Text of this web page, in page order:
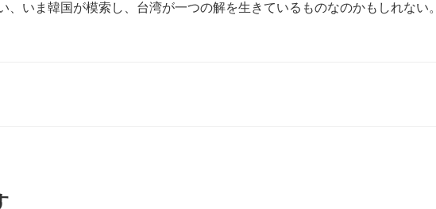
、いま韓国が模索し、台湾が一つの解を生きているものなのかもしれない。